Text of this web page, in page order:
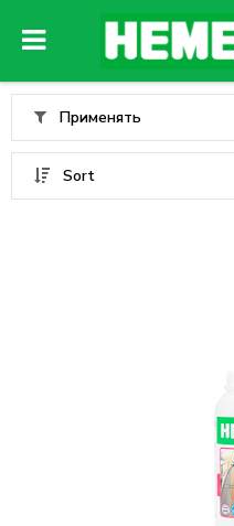
Применять
Sort